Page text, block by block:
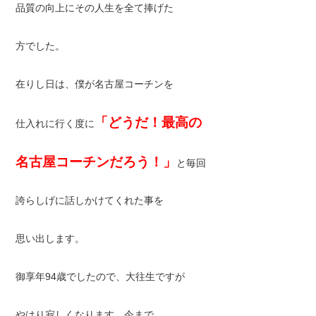
品質の向上にその人生を全て捧げた
方でした。
在りし日は、僕が名古屋コーチンを
仕入れに行く度に 「どうだ！最高の
名古屋コーチンだろう！」 と毎回
誇らしげに話しかけてくれた事を
思い出します。
御享年94歳でしたので、大往生ですが